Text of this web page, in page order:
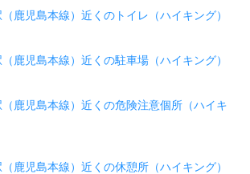
鹿児島本線）近くのトイレ（ハイキング）
鹿児島本線）近くの駐車場（ハイキング）
鹿児島本線）近くの危険注意個所（ハイキ
鹿児島本線）近くの休憩所（ハイキング）